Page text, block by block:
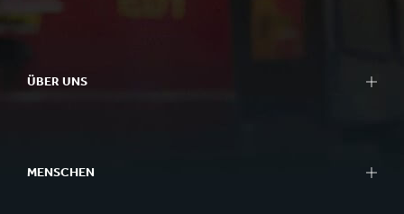
ÜBER UNS
MENSCHEN